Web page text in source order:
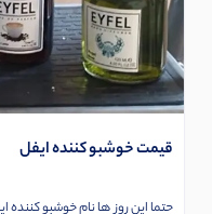
قیمت خوشبو کننده ایفل
حتما این روز ها نام خوشبو کننده